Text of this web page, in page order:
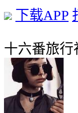
下载APP
十六番旅行